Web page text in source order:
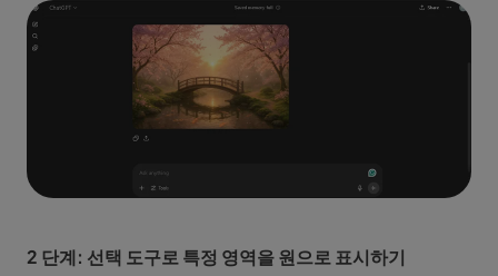
2 단계: 선택 도구로 특정 영역을 원으로 표시하기